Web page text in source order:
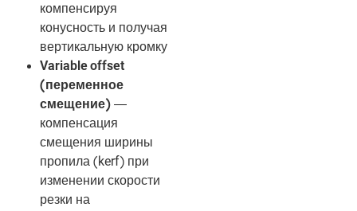
компенсируя
конусность и получая
вертикальную кромку
Variable offset
(переменное
смещение) —
компенсация
смещения ширины
пропила (kerf) при
изменении скорости
резки на